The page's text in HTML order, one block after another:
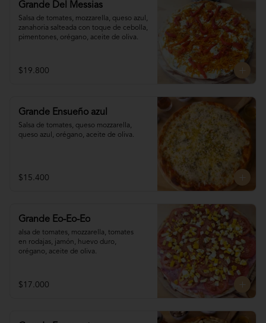
Grande Del Messias
Salsa de tomates, mozzarella, queso azul,
zanahoria salteada con toque de cebolla,
pimentones, orégano, aceite de oliva.
$19.800
Grande Ensueño azul
Salsa de tomates, queso mozzarella,
queso azul, orégano, aceite de oliva.
$15.400
Grande Eo-Eo-Eo
alsa de tomates, mozzarella, tomates
en rodajas, jamón, huevo duro,
orégano, aceite de oliva.
$17.000